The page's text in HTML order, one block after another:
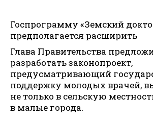
Госпрограмму «Земский
предполагается расширить
Глава Правительства
разработать законопроект,
предусматривающий
поддержку молодых врачей,
не только в сельскую
в малые города.